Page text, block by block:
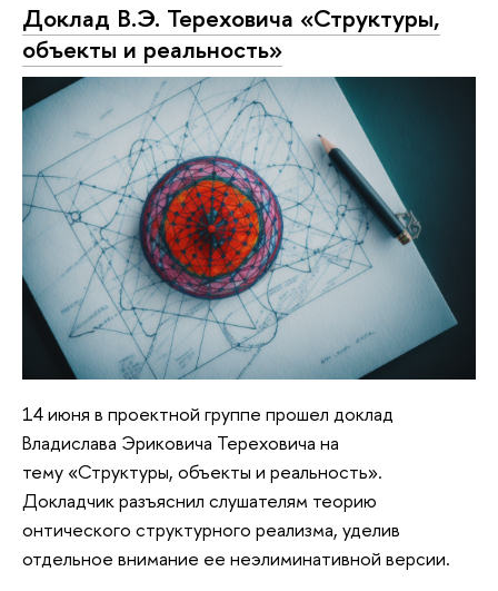
Доклад В.Э. Тереховича «Структуры,
объекты и реальность»
14 июня в проектной группе прошел доклад
Владислава Эриковича Тереховича на
тему «Структуры, объекты и реальность».
Докладчик разъяснил слушателям теорию
онтического структурного реализма, уделив
отдельное внимание ее неэлиминативной версии.